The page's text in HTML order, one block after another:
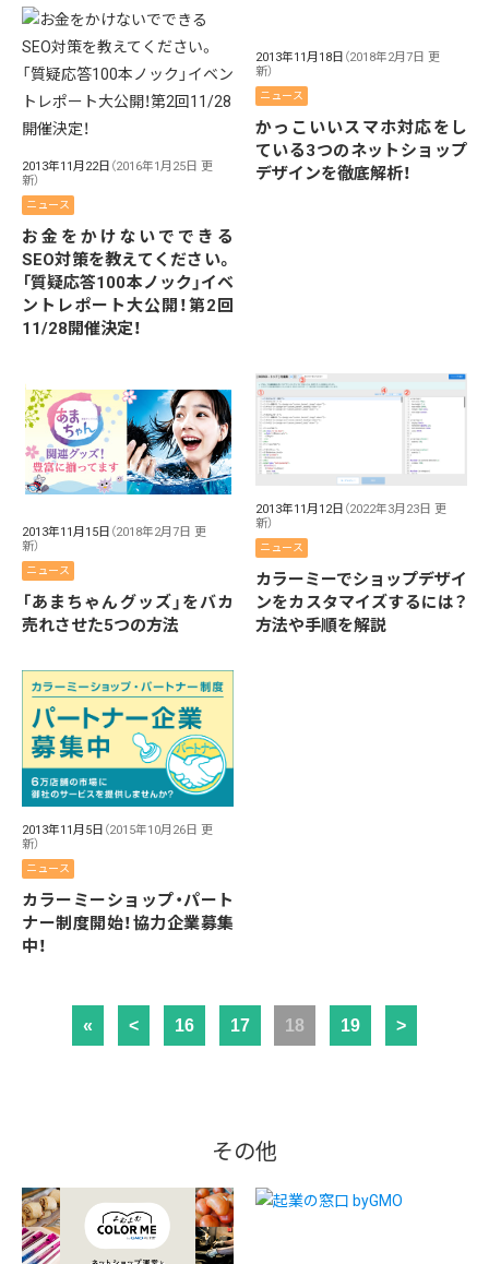
2013年11月22日 （2016年1月25日 更
新）
ニュース
お金をかけないでできる
SEO対策を教えてください。
「質疑応答100本ノック」イベ
ントレポート大公開！第2回
11/28開催決定！
2013年11月18日 （2018年2月7日 更
新）
ニュース
かっこいいスマホ対応をし
ている3つのネットショップ
デザインを徹底解析！
2013年11月15日 （2018年2月7日 更
新）
ニュース
「あまちゃんグッズ」をバカ
売れさせた5つの方法
2013年11月12日 （2022年3月23日 更
新）
ニュース
カラーミーでショップデザイ
ンをカスタマイズするには？
方法や手順を解説
2013年11月5日 （2015年10月26日 更
新）
ニュース
カラーミーショップ・パート
ナー制度開始！協力企業募集
中！
« < 16 17 18 19 >
その他